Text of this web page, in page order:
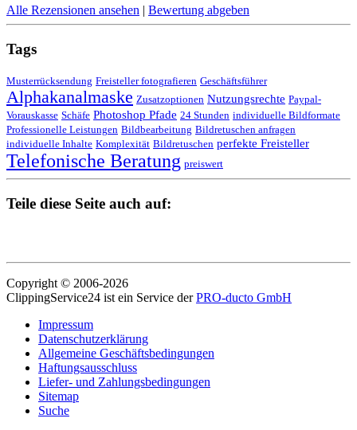
Alle Rezensionen ansehen | Bewertung abgeben
Tags
Musterrücksendung Freisteller fotografieren Geschäftsführer
Alphakanalmaske Zusatzoptionen Nutzungsrechte Paypal-
Vorauskasse Schäfe Photoshop Pfade 24 Stunden individuelle Bildformate
Professionelle Leistungen Bildbearbeitung Bildretuschen anfragen
individuelle Inhalte Komplexität Bildretuschen perfekte Freisteller
Telefonische Beratung preiswert
Teile diese Seite auch auf:
Copyright © 2006-2026
ClippingService24 ist ein Service derPRO-ducto GmbH
Impressum
Datenschutzerklärung
Allgemeine Geschäftsbedingungen
Haftungsausschluss
Liefer- und Zahlungsbedingungen
Sitemap
Suche